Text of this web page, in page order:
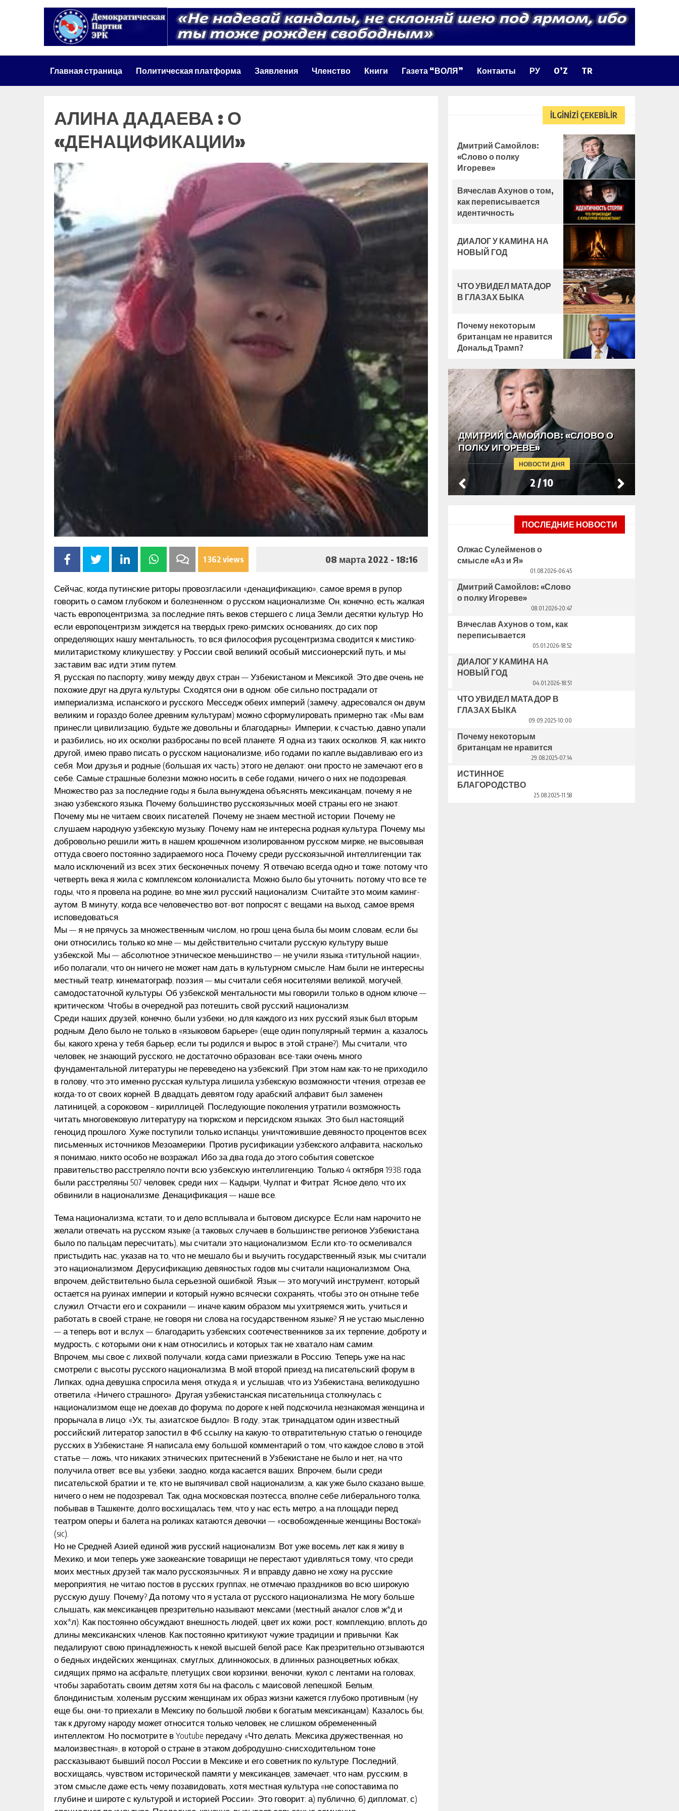
Главная страница Политическая платформа Заявления Членство Книги Газета “ВОЛЯ” Контакты РУ O’Z TR
АЛИНА ДАДАЕВА : О
«ДЕНАЦИФИКАЦИИ»
1 362 views 08 марта 2022 - 18:16
Сейчас, когда путинские риторы провозгласили «денацификацию», самое время в рупор
говорить о самом глубоком и болезненном: о русском национализме. Он, конечно, есть жалкая
часть европоцентризма, за последние пять веков стершего с лица Земли десятки культур. Но
если европоцентризм зиждется на твердых греко-римских основаниях, до сих пор
определяющих нашу ментальность, то вся философия русоцентризма сводится к мистико-
милитаристкому кликушеству: у России свой великий особый миссионерский путь, и мы
заставим вас идти этим путем.
Я, русская по паспорту, живу между двух стран — Узбекистаном и Мексикой. Это две очень не
похожие друг на друга культуры. Сходятся они в одном: обе сильно пострадали от
империализма, испанского и русского. Месседж обеих империй (замечу, адресовался он двум
великим и гораздо более древним культурам) можно сформулировать примерно так: «Мы вам
принесли цивилизацию, будьте же довольны и благодарны». Империи, к счастью, давно упали
и разбились, но их осколки разбросаны по всей планете. Я одна из таких осколков. Я, как никто
другой, имею право писать о русском национализме, ибо годами по капле выдавливаю его из
себя. Мои друзья и родные (большая их часть) этого не делают: они просто не замечают его в
себе. Самые страшные болезни можно носить в себе годами, ничего о них не подозревая.
Множество раз за последние годы я была вынуждена объяснять мексиканцам, почему я не
знаю узбекского языка. Почему большинство русскоязычных моей страны его не знают.
Почему мы не читаем своих писателей. Почему не знаем местной истории. Почему не
слушаем народную узбекскую музыку. Почему нам не интересна родная культура. Почему мы
добровольно решили жить в нашем крошечном изолированном русском мирке, не высовывая
оттуда своего постоянно задираемого носа. Почему среди русскоязычной интеллигенции так
мало исключений из всех этих бесконечных почему. Я отвечаю всегда одно и тоже: потому что
четверть века я жила с комплексом колониалиста. Можно было бы уточнить: потому что все те
годы, что я провела на родине, во мне жил русский национализм. Считайте это моим каминг-
аутом. В минуту, когда все человечество вот-вот попросят с вещами на выход, самое время
исповедоваться.
Мы — я не прячусь за множественным числом, но грош цена была бы моим словам, если бы
они относились только ко мне — мы действительно считали русскую культуру выше
узбекской. Мы — абсолютное этническое меньшинство — не учили языка «титульной нации»,
ибо полагали, что он ничего не может нам дать в культурном смысле. Нам были не интересны
местный театр, кинематограф, поэзия — мы считали себя носителями великой, могучей,
самодостаточной культуры. Об узбекской ментальности мы говорили только в одном ключе —
критическом. Чтобы в очередной раз потешить свой русский национализм.
Среди наших друзей, конечно, были узбеки, но для каждого из них русский язык был вторым
родным. Дело было не только в «языковом барьере» (еще один популярный термин: а, казалось
бы, какого хрена у тебя барьер, если ты родился и вырос в этой стране?). Мы считали, что
человек, не знающий русского, не достаточно образован: все-таки очень много
фундаментальной литературы не переведено на узбекский. При этом нам как-то не приходило
в голову, что это именно русская культура лишила узбекскую возможности чтения, отрезав ее
когда-то от своих корней. В двадцать девятом году арабский алфавит был заменен
латиницей, а сороковом – кириллицей. Последующие поколения утратили возможность
читать многовековую литературу на тюркском и персидском языках. Это был настоящий
геноцид прошлого. Хуже поступили только испанцы, уничтожившие девяносто процентов всех
письменных источников Мезоамерики. Против русификации узбекского алфавита, насколько
я понимаю, никто особо не возражал. Ибо за два года до этого события советское
правительство расстреляло почти всю узбекскую интеллигенцию. Только 4 октября 1938 года
были расстреляны 507 человек, среди них — Кадыри, Чулпат и Фитрат. Ясное дело, что их
обвинили в национализме. Денацификация — наше все.
Тема национализма, кстати, то и дело всплывала и бытовом дискурсе. Если нам нарочито не
желали отвечать на русском языке (а таковых случаев в большинстве регионов Узбекистана
было по пальцам пересчитать), мы считали это национализмом. Если кто-то осмеливался
пристыдить нас, указав на то, что не мешало бы и выучить государственный язык, мы считали
это национализмом. Дерусификацию девяностых годов мы считали национализмом. Она,
впрочем, действительно была серьезной ошибкой. Язык — это могучий инструмент, который
остается на руинах империи и который нужно всячески сохранять, чтобы это он отныне тебе
служил. Отчасти его и сохранили — иначе каким образом мы ухитряемся жить, учиться и
работать в своей стране, не говоря ни слова на государственном языке? Я не устаю мысленно
— а теперь вот и вслух — благодарить узбекских соотечественников за их терпение, доброту и
мудрость, с которыми они к нам относились и которых так не хватало нам самим.
Впрочем, мы свое с лихвой получали, когда сами приезжали в Россию. Теперь уже на нас
смотрели с высоты русского национализма. В мой второй приезд на писательский форум в
Липках, одна девушка спросила меня, откуда я, и услышав, что из Узбекистана, великодушно
ответила: «Ничего страшного». Другая узбекистанская писательница столкнулась с
национализмом еще не доехав до форума: по дороге к ней подскочила незнакомая женщина и
прорычала в лицо: «Ух, ты, азиатское быдло». В году, этак, тринадцатом один известный
российский литератор запостил в Фб ссылку на какую-то отвратительную статью о геноциде
русских в Узбекистане. Я написала ему большой комментарий о том, что каждое слово в этой
статье — ложь, что никаких этнических притеснений в Узбекистане не было и нет, на что
получила ответ: все вы, узбеки, заодно, когда касается ваших. Впрочем, были среди
писательской братии и те, кто не выпячивал свой национализм, а, как уже было сказано выше,
ничего о нем не подозревал. Так, одна московская поэтесса, вполне себе либерального толка,
побывав в Ташкенте, долго восхищалась тем, что у нас есть метро, а на площади перед
театром оперы и балета на роликах катаются девочки — «освобожденные женщины Востока!»
(sic).
Но не Средней Азией единой жив русский национализм. Вот уже восемь лет как я живу в
Мехико, и мои теперь уже заокеанские товарищи не перестают удивляться тому, что среди
моих местных друзей так мало русскоязычных. Я и вправду давно не хожу на русские
мероприятия, не читаю постов в русских группах, не отмечаю праздников во всю широкую
русскую душу. Почему? Да потому что я устала от русского национализма. Не могу больше
слышать, как мексиканцев презрительно называют мексами (местный аналог слов ж*д и
хох*л). Как постоянно обсуждают внешность людей, цвет их кожи, рост, комплекцию, вплоть до
длины мексиканских членов. Как постоянно критикуют чужие традиции и привычки. Как
педалируют свою принадлежность к некой высшей белой расе. Как презрительно отзываются
о бедных индейских женщинах, смуглых, длиннокосых, в длинных разноцветных юбках,
сидящих прямо на асфальте, плетущих свои корзинки, веночки, кукол с лентами на головах,
чтобы заработать своим детям хотя бы на фасоль с маисовой лепешкой. Белым,
блондинистым, холеным русским женщинам их образ жизни кажется глубоко противным (ну
еще бы, они-то приехали в Мексику по большой любви к богатым мексиканцам). Казалось бы,
так к другому народу может относится только человек, не слишком обремененный
интеллектом. Но посмотрите в Youtube передачу «Что делать: Мексика дружественная, но
малоизвестная», в которой о стране в этаком добродушно-снисходительном тоне
рассказывают бывший посол России в Мексике и его советник по культуре. Последний,
восхищаясь, чувством исторической памяти у мексиканцев, замечает, что нам, русским, в
этом смысле даже есть чему позавидовать, хотя местная культура «не сопоставима по
глубине и широте с культурой и историей России». Это говорит: а) публично, б) дипломат, с)
İLGİNİZİ ÇEKEBİLİR
Дмитрий Самойлов:
«Слово о полку
Игореве»
Вячеслав Ахунов о том,
как переписывается
идентичность
ДИАЛОГ У КАМИНА НА
НОВЫЙ ГОД
ЧТО УВИДЕЛ МАТАДОР
В ГЛАЗАХ БЫКА
Почему некоторым
британцам не нравится
Дональд Трамп?
СТРАНЫ
ОЛЖАС СУЛЕЙМЕНОВ О СМЫСЛЕ
НОВОСТИ ДНЯ
ДМИТРИЙ САМОЙЛОВ: «СЛОВО О
ПОЛКУ ИГОРЕВЕ»
НОВОСТИ ДНЯ
ВЯЧЕСЛАВ АХУНОВ О ТОМ, КАК
ПЕРЕПИСЫВАЕТСЯ
ИДЕНТИЧНОСТЬ
3/10
ПОСЛЕДНИЕ НОВОСТИ
Олжас Сулейменов о
смысле «Аз и Я»
01.08.2026-06:45
Дмитрий Самойлов: «Слово
о полку Игореве»
08.01.2026-20:47
Вячеслав Ахунов о том, как
переписывается
05.01.2026-18:52
ДИАЛОГ У КАМИНА НА
НОВЫЙ ГОД
04.01.2026-18:51
ЧТО УВИДЕЛ МАТАДОР В
ГЛАЗАХ БЫКА
09.09.2025-10:00
Почему некоторым
британцам не нравится
29.08.2025-07:14
ИСТИННОЕ
БЛАГОРОДСТВО
25.08.2025-11:58